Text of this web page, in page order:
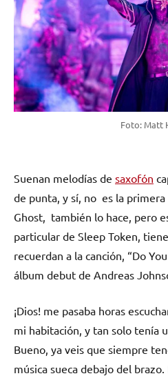
Foto: Matt
Suenan melodías de saxofón
de punta, y sí, no es la primera
Ghost, también lo hace, pero
particular de Sleep Token,
recuerdan a la canción, “Do
álbum debut de Andreas
¡Dios! me pasaba horas
mi habitación, y tan solo tenía
Bueno, ya veis que siempre
música sueca debajo del brazo.